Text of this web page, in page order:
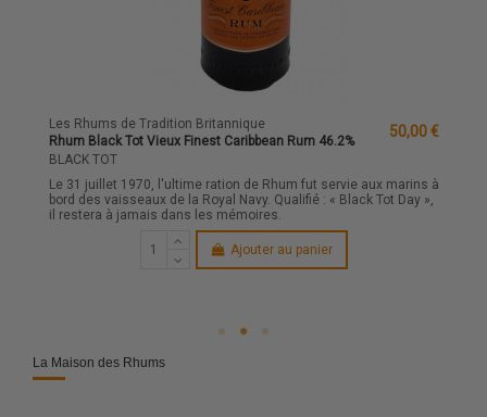
Les Rhums de Tradition Britannique
Rhum Black Tot Vieux Finest Caribbean Rum 46.2%
BLACK TOT
50,00 €
Le 31 juillet 1970, l'ultime ration de Rhum fut servie aux marins à
bord des vaisseaux de la Royal Navy. Qualifié : « Black Tot Day »,
il restera à jamais dans les mémoires.
Ajouter au panier
La Maison des Rhums